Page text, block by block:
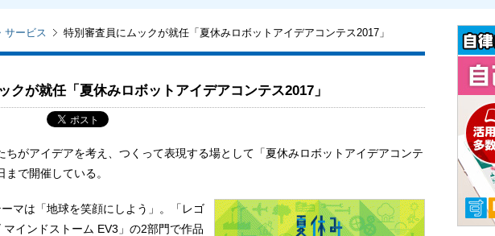
サービス 特別審査員にムックが就任「夏休みロボットアイデアコンテス2017」
クが就任「夏休みロボットアイデアコンテス2017」
ちがアイデアを考え、つくって表現する場として「夏休みロボットアイデアコンテ
で開催している。
マは「地球を笑顔にしよう」。「レゴ
インドストーム EV3」の2部門で作品